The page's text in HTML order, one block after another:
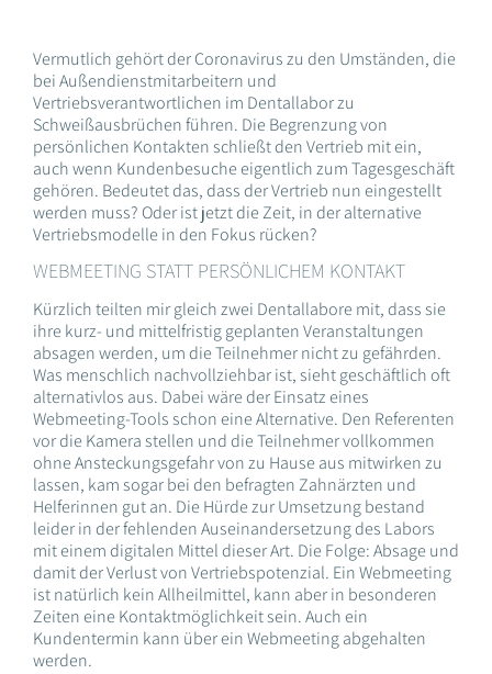
Vermutlich gehört der Coronavirus zu den Umständen, die
bei Außendienstmitarbeitern und
Vertriebsverantwortlichen im Dentallabor zu
Schweißausbrüchen führen. Die Begrenzung von
persönlichen Kontakten schließt den Vertrieb mit ein,
auch wenn Kundenbesuche eigentlich zum Tagesgeschäft
gehören. Bedeutet das, dass der Vertrieb nun eingestellt
werden muss? Oder ist jetzt die Zeit, in der alternative
Vertriebsmodelle in den Fokus rücken?
WEBMEETING STATT PERSÖNLICHEM KONTAKT
Kürzlich teilten mir gleich zwei Dentallabore mit, dass sie
ihre kurz- und mittelfristig geplanten Veranstaltungen
absagen werden, um die Teilnehmer nicht zu gefährden.
Was menschlich nachvollziehbar ist, sieht geschäftlich oft
alternativlos aus. Dabei wäre der Einsatz eines
Webmeeting-Tools schon eine Alternative. Den Referenten
vor die Kamera stellen und die Teilnehmer vollkommen
ohne Ansteckungsgefahr von zu Hause aus mitwirken zu
lassen, kam sogar bei den befragten Zahnärzten und
Helferinnen gut an. Die Hürde zur Umsetzung bestand
leider in der fehlenden Auseinandersetzung des Labors
mit einem digitalen Mittel dieser Art. Die Folge: Absage und
damit der Verlust von Vertriebspotenzial. Ein Webmeeting
ist natürlich kein Allheilmittel, kann aber in besonderen
Zeiten eine Kontaktmöglichkeit sein. Auch ein
Kundentermin kann über ein Webmeeting abgehalten
werden.